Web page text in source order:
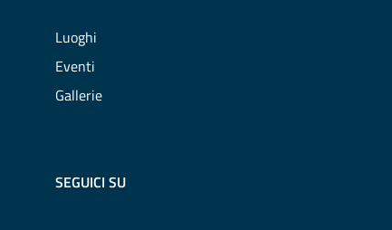
Luoghi
Eventi
Gallerie
SEGUICI SU